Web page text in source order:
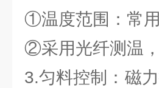
①温度范围：常
②采用光纤测温
3.匀料控制：磁